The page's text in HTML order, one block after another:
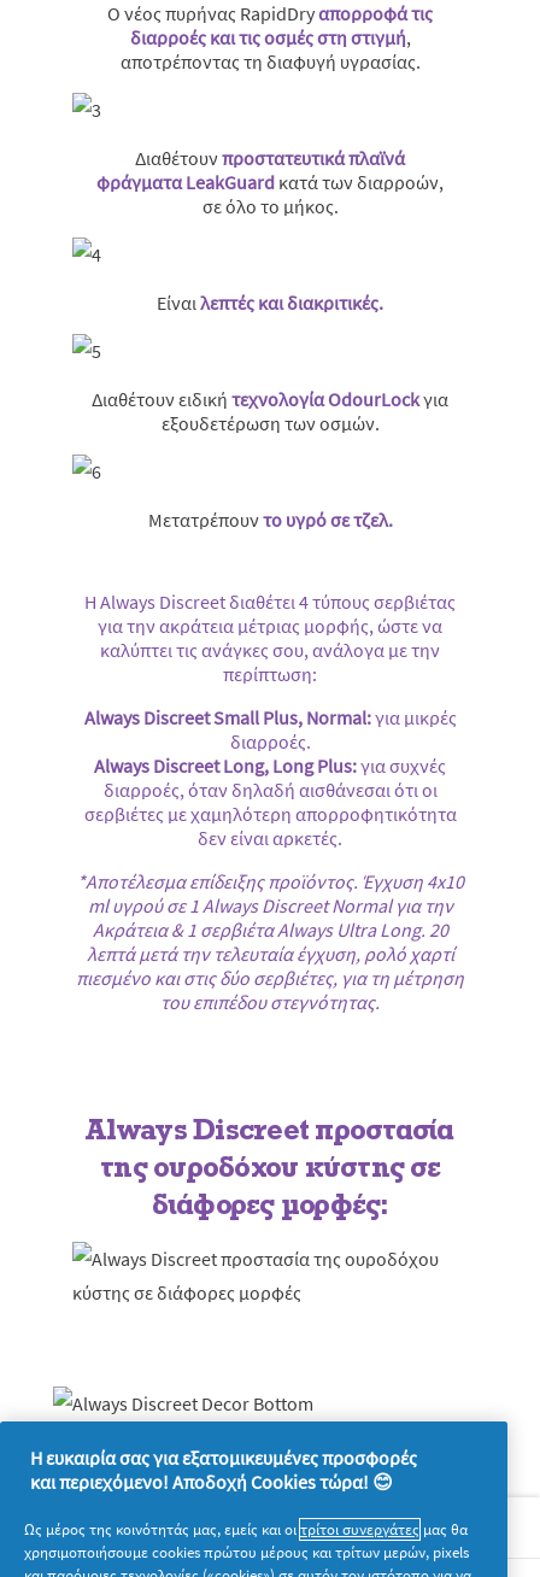
Ο νέος πυρήνας RapidDryαπορροφά τις
διαρροές και τις οσμές στη στιγμή,
αποτρέποντας τη διαφυγή υγρασίας.
Διαθέτουνπροστατευτικά πλαϊνά
φράγματα LeakGuard κατά των διαρροών,
σε όλο το μήκος.
Είναιλεπτές και διακριτικές.
Διαθέτουν ειδική τεχνολογία OdourLockγια
εξουδετέρωση των οσμών.
Μετατρέπουντο υγρό σε τζελ.
Η Always Discreet διαθέτει 4 τύπους σερβιέτας
για την ακράτεια μέτριας μορφής, ώστε να
καλύπτει τις ανάγκες σου, ανάλογα με την
περίπτωση:
Always Discreet Small Plus, Normal:για μικρές
διαρροές.
Always Discreet Long, Long Plus:για συχνές
διαρροές, όταν δηλαδή αισθάνεσαι ότι οι
σερβιέτες με χαμηλότερη απορροφητικότητα
δεν είναι αρκετές.
*Αποτέλεσμα επίδειξης προϊόντος. Έγχυση 4x10
ml υγρού σε 1 Always Discreet Normal για την
Ακράτεια & 1 σερβιέτα Always Ultra Long. 20
λεπτά μετά την τελευταία έγχυση, ρολό χαρτί
πιεσμένο και στις δύο σερβιέτες, για τη μέτρηση
του επιπέδου στεγνότητας.
Always Discreet προστασία
της ουροδόχου κύστης σε
διάφορες μορφές:
Σχετικά με την P&G
Η ευκαιρία σας για εξατομικευμένες προσφορές
και περιεχόμενο! Αποδοχή Cookies τώρα! 😊
Ως μέρος της κοινότητάς μας, εμείς και οιτρίτοι συνεργάτες μας θα
χρησιμοποιήσουμε cookies πρώτου μέρους και τρίτων μερών, pixels